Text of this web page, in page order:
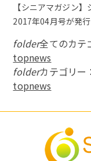
【シニアマガジン
2017年04月号が発
folder全てのカテ
topnews
folderカテゴリー：
topnews